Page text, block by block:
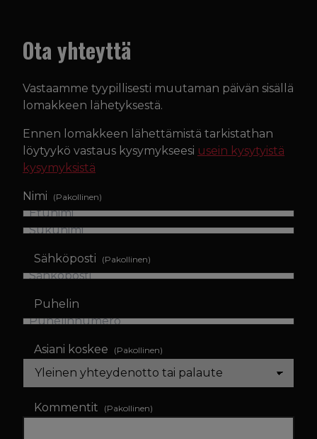
Ota yhteyttä
Vastaamme tyypillisesti muutaman päivän sisällä
lomakkeen lähetyksestä.
Ennen lomakkeen lähettämistä tarkistathan
löytyykö vastaus kysymykseesi usein kysytyistä
kysymyksistä
Nimi (Pakollinen)
Etunimi
Sähköposti
(Pakollinen)
Puhelin
Asiani koskee (Pakollinen)
Kommentit (Pakollinen)